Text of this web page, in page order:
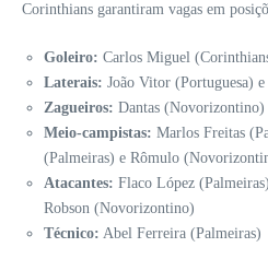
Corinthians garantiram vagas em
Goleiro: Carlos Miguel
Laterais: João Vitor (Portuguesa)
Zagueiros: Dantas (Novorizontino)
Meio-campistas: Marlos Freitas
(Palmeiras) e Rômulo
Atacantes: Flaco López
Robson (Novorizontino)
Técnico: Abel Ferreira (Palmeiras)